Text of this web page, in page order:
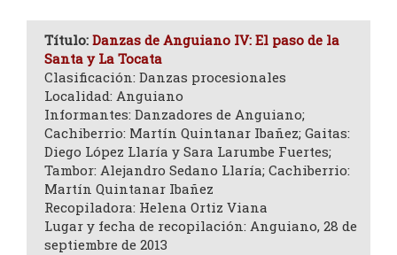
Título: Danzas de Anguiano IV: El paso de la
Santa y La Tocata
Clasificación: Danzas procesionales
Localidad: Anguiano
Informantes: Danzadores de Anguiano;
Cachiberrio: Martín Quintanar Ibañez; Gaitas:
Diego López Llaría y Sara Larumbe Fuertes;
Tambor: Alejandro Sedano Llaría; Cachiberrio:
Martín Quintanar Ibañez
Recopiladora: Helena Ortiz Viana
Lugar y fecha de recopilación: Anguiano, 28 de
septiembre de 2013